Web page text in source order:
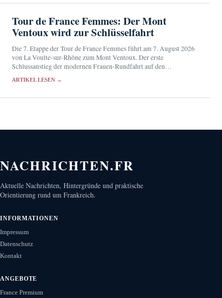
Tour de France Femmes: Der Mont
Ventoux wird zur Schlüsselfahrt
Die 7. Etappe der Tour de France Femmes führt am 7. August 2026
von La Voulte-sur-Rhône zum Mont Ventoux. Der erste
Schlussanstieg der modernen Frauen-Rundfahrt auf den
ARTIKEL LESEN →
NACHRICHTEN.FR
Aktuelle Nachrichten, Hintergründe und praktische
Orientierung rund um Frankreich.
INFORMATIONEN
Impressum
Datenschutz
Kontakt
ANGEBOTE
France Premium